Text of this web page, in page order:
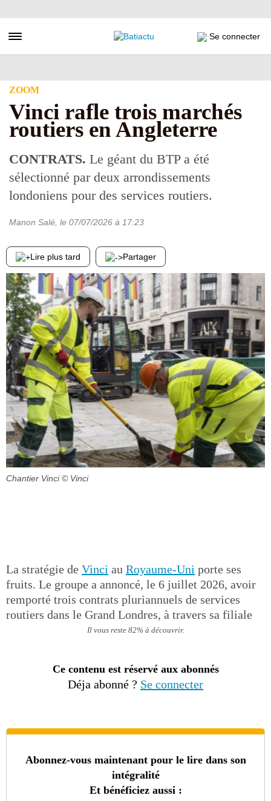
au
principal
Toggle navigation Se connecter
ZOOM
Vinci rafle trois marchés
routiers en Angleterre
CONTRATS. Le géant du BTP a été
sélectionné par deux arrondissements
londoniens pour des services routiers.
Manon Salé , le 07/07/2026 à 17:23
Lire plus tard Partager
Chantier Vinci © Vinci
La stratégie de Vinci au Royaume-Uni porte ses
fruits. Le groupe a annoncé, le 6 juillet 2026, avoir
remporté trois contrats pluriannuels de services
routiers dans le Grand Londres, à travers sa filiale
Il vous reste 82% à découvrir.
Ce contenu est réservé aux abonnés
Déja abonné ? Se connecter
Abonnez-vous maintenant pour le lire dans son
intégralité
Et bénéficiez aussi :